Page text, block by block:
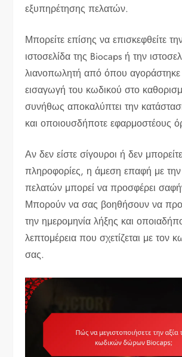
εξυπηρέτησης πελατών.
Μπορείτε επίσης να επισκεφθείτε
ιστοσελίδα της Biocaps ή την
λιανοπωλητή από όπου
εισαγωγή του κωδικού στο
συνήθως αποκαλύπτει την
και οποιουσδήποτε εφαρμοστέους
Αν δεν είστε σίγουροι ή δεν
πληροφορίες, η άμεση επαφή με
πελατών μπορεί να προσφέρει
Μπορούν να σας βοηθήσουν να
την ημερομηνία λήξης και
λεπτομέρεια που σχετίζεται με τον
σας.